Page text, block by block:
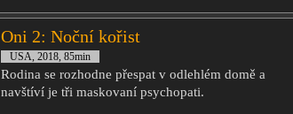
Oni 2: Noční kořist
USA, 2018, 85min
Rodina se rozhodne přespat v odlehlém domě a
navštíví je tři maskovaní psychopati.